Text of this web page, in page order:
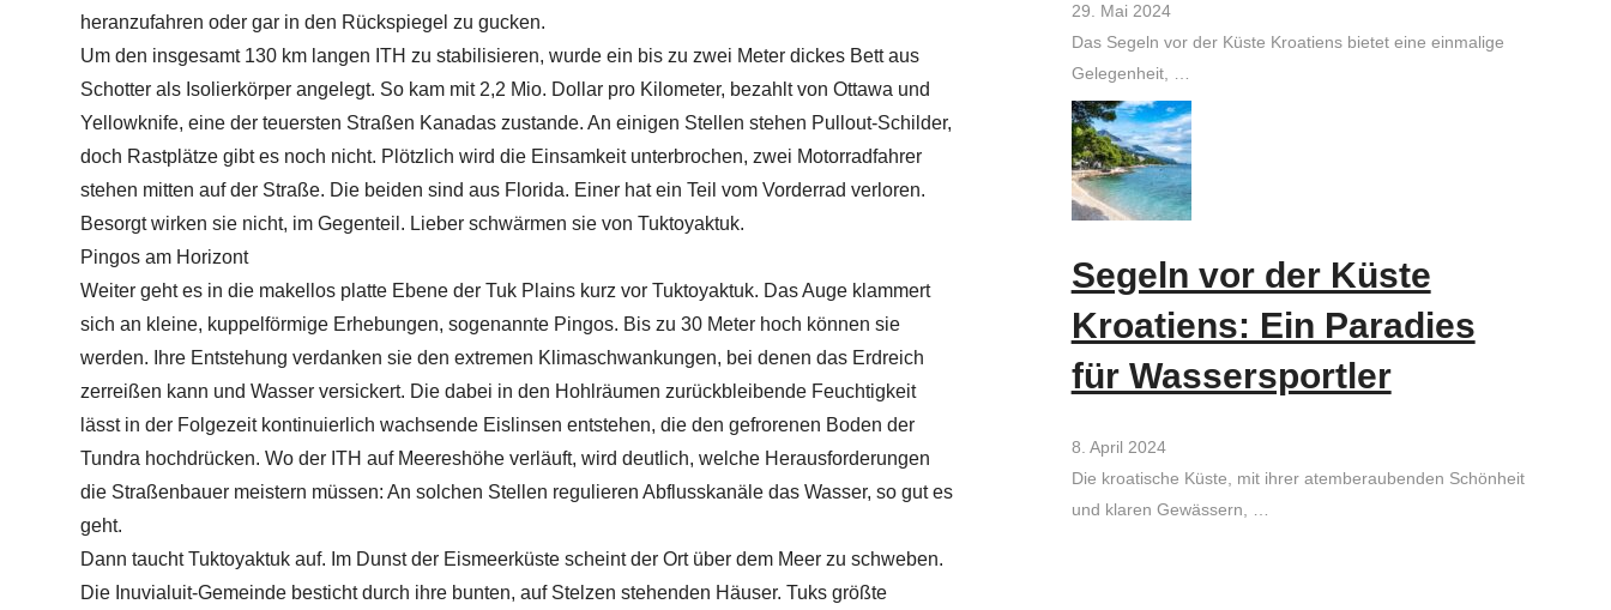
heranzufahren oder gar in den Rückspiegel zu gucken.
Um den insgesamt 130 km langen ITH zu stabilisieren, wurde ein bis zu zwei Meter dickes Bett aus
Schotter als Isolierkörper angelegt. So kam mit 2,2 Mio. Dollar pro Kilometer, bezahlt von Ottawa und
Yellowknife, eine der teuersten Straßen Kanadas zustande. An einigen Stellen stehen Pullout-Schilder,
doch Rastplätze gibt es noch nicht. Plötzlich wird die Einsamkeit unterbrochen, zwei Motorradfahrer
stehen mitten auf der Straße. Die beiden sind aus Florida. Einer hat ein Teil vom Vorderrad verloren.
Besorgt wirken sie nicht, im Gegenteil. Lieber schwärmen sie von Tuktoyaktuk.
Pingos am Horizont
Weiter geht es in die makellos platte Ebene der Tuk Plains kurz vor Tuktoyaktuk. Das Auge klammert
sich an kleine, kuppelförmige Erhebungen, sogenannte Pingos. Bis zu 30 Meter hoch können sie
werden. Ihre Entstehung verdanken sie den extremen Klimaschwankungen, bei denen das Erdreich
zerreißen kann und Wasser versickert. Die dabei in den Hohlräumen zurückbleibende Feuchtigkeit
lässt in der Folgezeit kontinuierlich wachsende Eislinsen entstehen, die den gefrorenen Boden der
Tundra hochdrücken. Wo der ITH auf Meereshöhe verläuft, wird deutlich, welche Herausforderungen
die Straßenbauer meistern müssen: An solchen Stellen regulieren Abflusskanäle das Wasser, so gut es
geht.
Dann taucht Tuktoyaktuk auf. Im Dunst der Eismeerküste scheint der Ort über dem Meer zu schweben.
Die Inuvialuit-Gemeinde besticht durch ihre bunten, auf Stelzen stehenden Häuser. Tuks größte
29. Mai 2024
Das Segeln vor der Küste Kroatiens bietet eine einmalige
Gelegenheit, …
Segeln vor der Küste
Kroatiens: Ein Paradies
für Wassersportler
8. April 2024
Die kroatische Küste, mit ihrer atemberaubenden Schönheit
und klaren Gewässern, …